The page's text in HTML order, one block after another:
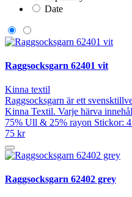
Date
Raggsocksgarn 62401 vit
Kinna textil
Raggsocksgarn är ett
Kinna Textil. Varje härva
75% Ull & 25% rayon Stickor:
75 kr
Raggsocksgarn 62402 grey